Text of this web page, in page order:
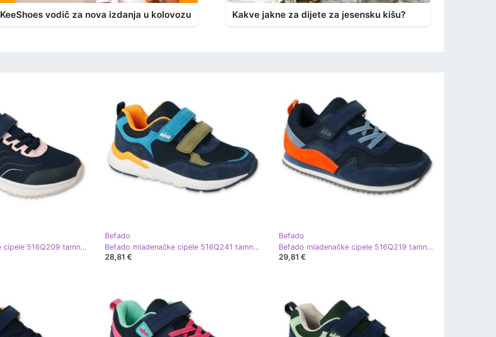
KeeShoes vodič za nova izdanja u kolovozu Kakve jakne za dijete za jesensku kišu?
Befado mladenačke cipele 516Q209 tamnoplava ružičasta
Befado
Befado mladenačke cipele 516Q241 tamnoplava plava
28,81 €
Befado
Befado mladenačke cipele 516Q219 tamnoplava narančasta
29,81 €